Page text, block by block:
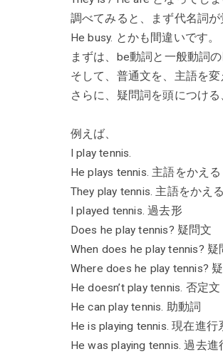
調べてみると、まず代名詞
He busy. とかも間違いです。
まずは、be動詞と一般動詞
そして、普通文を、主語を
さらに、疑問詞を頭につけ
例えば、
I play tennis.
He plays tennis. 主語をかえる
They play tennis. 主語をかえる
I played tennis. 過去形
Does he play tennis? 疑問文
When does he play tennis? 疑
Where does he play tennis?
He doesn’t play tennis. 否定文
He can play tennis. 助動詞
He is playing tennis. 現在進行
He was playing tennis. 過去進